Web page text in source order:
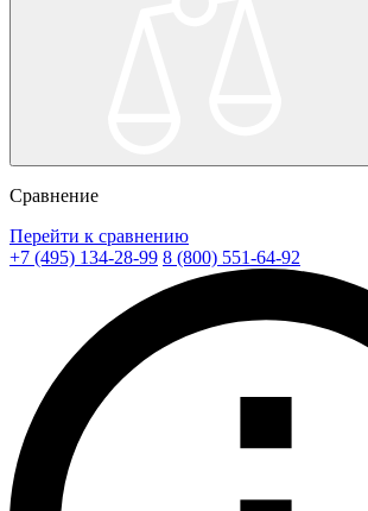
Сравнение
Перейти к сравнению
+7 (495) 134-28-99 8 (800) 551-64-92